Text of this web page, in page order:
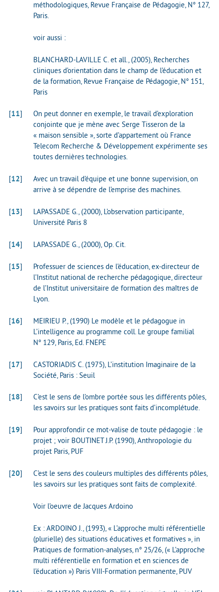
méthodologiques, Revue Française de Pédagogie, N° 127,
Paris.
voir aussi :
BLANCHARD-LAVILLE C. et all., (2005), Recherches
cliniques d’orientation dans le champ de l’éducation et
de la formation, Revue Française de Pédagogie, N° 151,
Paris
11
On peut donner en exemple, le travail d’exploration
conjointe que je mène avec Serge Tisseron de la
« maison sensible », sorte d’appartement où France
Telecom Recherche & Développement expérimente ses
toutes dernières technologies.
[12]
Avec un travail d’équipe et une bonne supervision, on
arrive à se dépendre de l’emprise des machines.
[13]
LAPASSADE G., (2000), L’observation participante,
Université Paris 8
[14] LAPASSADE G., (2000), Op. Cit.
[15]
Professuer de sciences de l’éducation, ex-directeur de
l’Institut national de recherche pédagogique, directeur
de l’Institut universitaire de formation des maîtres de
Lyon.
[16]
MEIRIEU P., (1990) Le modèle et le pédagogue in
L’intelligence au programme coll. Le groupe familial
N° 129, Paris, Ed. FNEPE
[17]
CASTORIADIS C. (1975), L’institution Imaginaire de la
Société, Paris : Seuil
[18]
C’est le sens de l’ombre portée sous les différents pôles,
les savoirs sur les pratiques sont faits d’incomplétude.
[19]
Pour approfondir ce mot-valise de toute pédagogie : le
projet ; voir BOUTINET J.P. (1990), Anthropologie du
projet Paris, PUF
[20]
C’est le sens des couleurs multiples des différents pôles,
les savoirs sur les pratiques sont faits de complexité.
Voir l’oeuvre de Jacques Ardoino
Ex : ARDOINO J., (1993), « L’approche multi référentielle
(plurielle) des situations éducatives et formatives », in
Pratiques de formation-analyses, n° 25/26, (« L’approche
multi référentielle en formation et en sciences de
l’éducation ») Paris VIII-Formation permanente, PUV